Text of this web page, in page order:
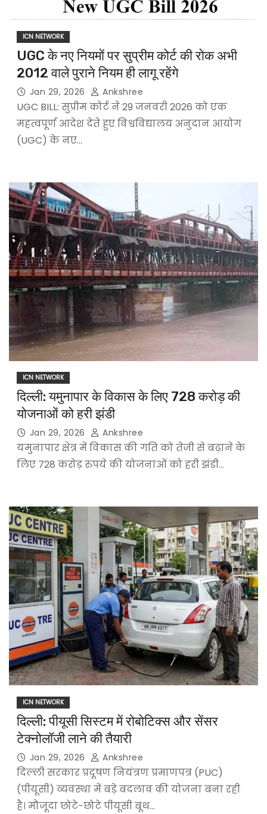
ICN NETWORK
UGC के नए नियमों पर सुप्रीम कोर्ट की रोक अभी
2012 वाले पुराने नियम ही लागू रहेंगे
Jan 29, 2026 Ankshree
UGC BILL: सुप्रीम कोर्ट ने 29 जनवरी 2026 को एक
महत्वपूर्ण आदेश देते हुए विश्वविद्यालय अनुदान आयोग
(UGC) के नए…
ICN NETWORK
दिल्ली: यमुनापार के विकास के लिए 728 करोड़ की
योजनाओं को हरी झंडी
Jan 29, 2026 Ankshree
यमुनापार क्षेत्र में विकास की गति को तेजी से बढ़ाने के
लिए 728 करोड़ रुपये की योजनाओं को हरी झंडी…
ICN NETWORK
दिल्ली: पीयूसी सिस्टम में रोबोटिक्स और सेंसर
टेक्नोलॉजी लाने की तैयारी
Jan 29, 2026 Ankshree
दिल्ली सरकार प्रदूषण नियंत्रण प्रमाणपत्र (PUC)
(पीयूसी) व्यवस्था में बड़े बदलाव की योजना बना रही
है। मौजूदा छोटे-छोटे पीयूसी बूथ…